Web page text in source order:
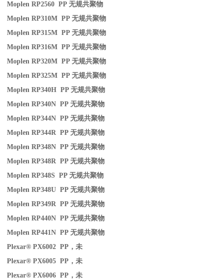
Moplen RP2560 PP无规共聚物
Moplen RP310M PP无规共聚物
Moplen RP315M PP无规共聚物
Moplen RP316M PP无规共聚物
Moplen RP320M PP无规共聚物
Moplen RP325M PP无规共聚物
Moplen RP340H PP无规共聚物
Moplen RP340N PP无规共聚物
Moplen RP344N PP无规共聚物
Moplen RP344R PP无规共聚物
Moplen RP348N PP无规共聚物
Moplen RP348R PP无规共聚物
Moplen RP348S PP无规共聚物
Moplen RP348U PP无规共聚物
Moplen RP349R PP无规共聚物
Moplen RP440N PP无规共聚物
Moplen RP441N PP无规共聚物
Plexar® PX6002 PP ，未
Plexar® PX6005 PP ，未
Plexar® PX6006 PP ，未